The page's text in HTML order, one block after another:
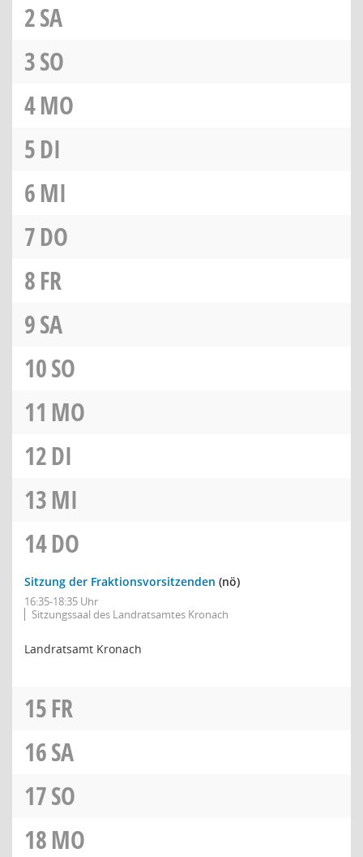
2SA
3SO
4MO
5DI
6MI
7DO
8FR
9SA
10SO
11 MO
12DI
13MI
14DO
Sitzung der Fraktionsvorsitzenden (nö)
16:35-18:35 Uhr
Sitzungssaal des Landratsamtes Kronach
Landratsamt Kronach
15FR
16SA
17SO
18MO